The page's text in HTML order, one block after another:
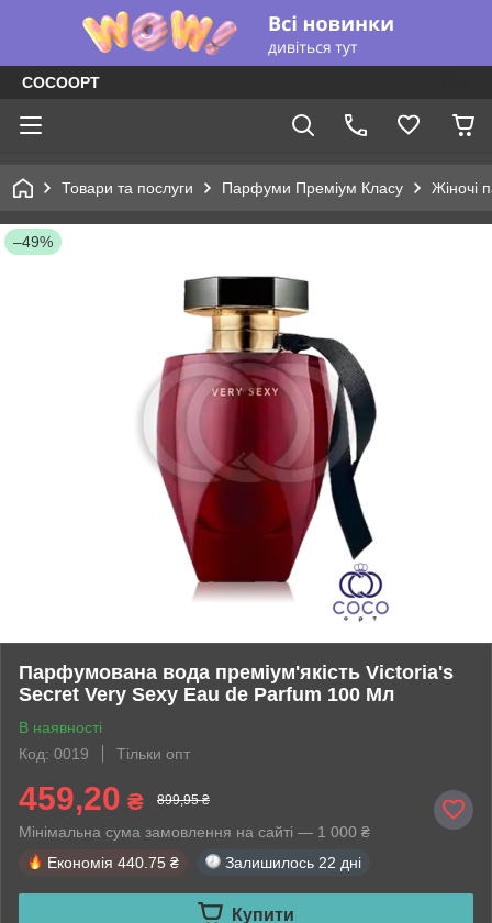
COCOOPT
Товари та послуги Парфуми Преміум Класу Жіночі
–49%
Парфумована вода преміум'якість Victoria's
Secret Very Sexy Eau de Parfum 100 Мл
В наявності
Код: 0019
Тільки опт
459,20 ₴ 899,95 ₴
Мінімальна сума замовлення на сайті — 1 000 ₴
Економія 440.75 ₴ Залишилось 22 дні
Купити